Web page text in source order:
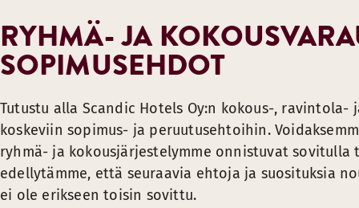
RYHMÄ- JA
SOPIMUSEHDOT
Tutustu alla Scandic Hotels Oy:n kokous-, ravintola-
koskeviin sopimus- ja peruutusehtoihin.
ryhmä- ja kokousjärjestelymme onnistuvat sovitulla
edellytämme, että seuraavia ehtoja ja suosituksia
ei ole erikseen toisin sovittu.